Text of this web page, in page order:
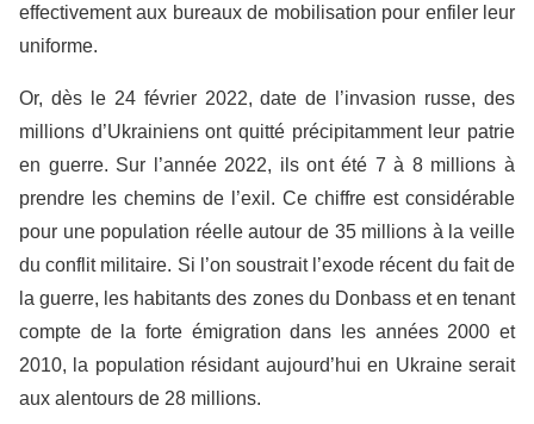
effectivement aux bureaux de mobilisation pour enfiler leur
uniforme.
Or, dès le 24 février 2022, date de l’invasion russe, des
millions d’Ukrainiens ont quitté précipitamment leur patrie
en guerre. Sur l’année 2022, ils ont été 7 à 8 millions à
prendre les chemins de l’exil. Ce chiffre est considérable
pour une population réelle autour de 35 millions à la veille
du conflit militaire. Si l’on soustrait l’exode récent du fait de
la guerre, les habitants des zones du Donbass et en tenant
compte de la forte émigration dans les années 2000 et
2010, la population résidant aujourd’hui en Ukraine serait
aux alentours de 28 millions.